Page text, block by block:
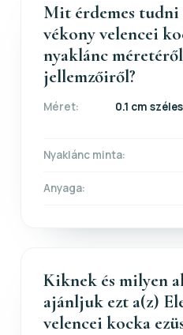
Mit érdemes tudni
vékony velencei
nyaklánc
jellemzőiről?
Méret:
0.1 cm
Nyaklánc minta:
Anyaga:
Kiknek és milyen
ajánljuk ezt a(z)
velencei kocka